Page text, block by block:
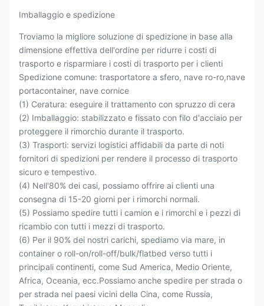
Imballaggio e spedizione
Troviamo la migliore soluzione di spedizione in base alla
dimensione effettiva dell'ordine per ridurre i costi di
trasporto e risparmiare i costi di trasporto per i clienti
Spedizione comune: trasportatore a sfero, nave ro-ro,nave
portacontainer, nave cornice
(1) Ceratura: eseguire il trattamento con spruzzo di cera
(2) Imballaggio: stabilizzato e fissato con filo d'acciaio per
proteggere il rimorchio durante il trasporto.
(3) Trasporti: servizi logistici affidabili da parte di noti
fornitori di spedizioni per rendere il processo di trasporto
sicuro e tempestivo.
(4) Nell'80% dei casi, possiamo offrire ai clienti una
consegna di 15-20 giorni per i rimorchi normali.
(5) Possiamo spedire tutti i camion e i rimorchi e i pezzi di
ricambio con tutti i mezzi di trasporto.
(6) Per il 90% dei nostri carichi, spediamo via mare, in
container o roll-on/roll-off/bulk/flatbed verso tutti i
principali continenti, come Sud America, Medio Oriente,
Africa, Oceania, ecc.Possiamo anche spedire per strada o
per strada nei paesi vicini della Cina, come Russia,